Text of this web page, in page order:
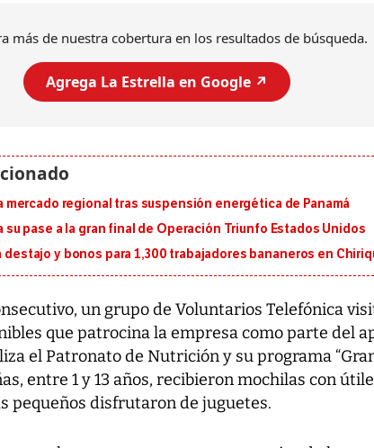
más de nuestra cobertura en los resultados de búsqueda.
Agrega La Estrella en Google ↗️
mercado regional tras suspensión energética de Panamá
su pase a la gran final de Operación Triunfo Estados Unidos
destajo y bonos para 1,300 trabajadores bananeros en
un grupo de Voluntarios Telefónica
que patrocina la empresa como parte del
el Patronato de Nutrición y su programa
entre 1 y 13 años, recibieron mochilas con
pequeños disfrutaron de juguetes.
al sur de Japón,